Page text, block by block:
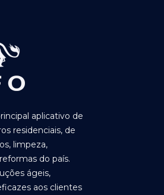
aplicativo de
residenciais, de
limpeza,
do país.
ágeis,
aos clientes